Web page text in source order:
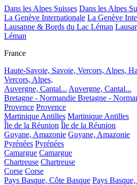
Dans les Alpes Suisses Dans les Alpes
La Genève Internationale La Genève
Lausanne & Bords du Lac Léman
Léman
France
Haute-Savoie, Savoie, Vercors, Alpes,
Vercors, Alpes,
Auvergne, Cantal... Auvergne, Cantal...
Bretagne - Normandie Bretagne -
Provence Provence
Martinique Antilles Martinique Antilles
Île de la Réunion Île de la Réunion
Guyane, Amazonie Guyane, Amazonie
Pyrénées Pyrénées
Camargue Camargue
Chartreuse Chartreuse
Corse Corse
Pays Basque, Côte Basque Pays